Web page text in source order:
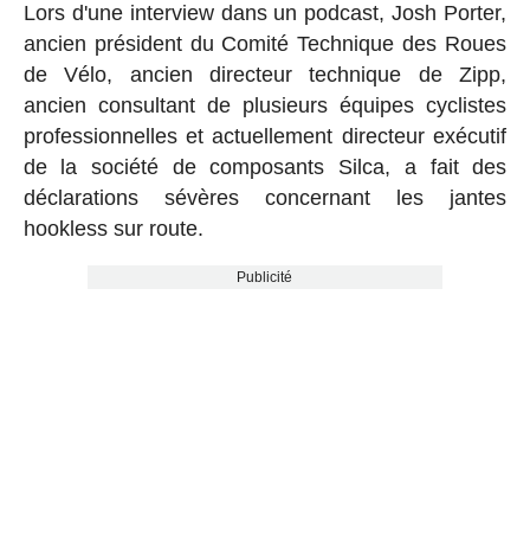
Lors d'une interview dans un podcast, Josh Porter,
ancien président du Comité Technique des Roues
de Vélo, ancien directeur technique de Zipp,
ancien consultant de plusieurs équipes cyclistes
professionnelles et actuellement directeur exécutif
de la société de composants Silca, a fait des
déclarations sévères concernant les jantes
hookless sur route.
Publicité